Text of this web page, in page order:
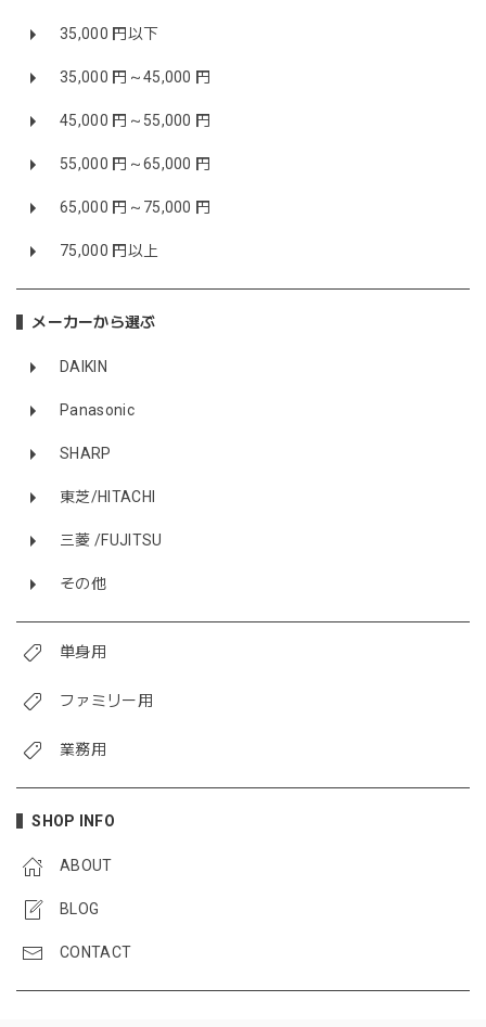
35,000 円以下
35,000 円～45,000 円
45,000 円～55,000 円
55,000 円～65,000 円
65,000 円～75,000 円
75,000 円以上
メーカーから選ぶ
DAIKIN
Panasonic
SHARP
東芝/HITACHI
三菱 /FUJITSU
その他
単身用
ファミリー用
業務用
SHOP INFO
ABOUT
BLOG
CONTACT